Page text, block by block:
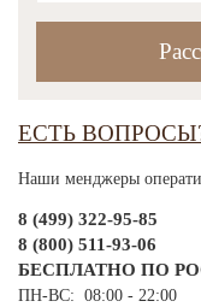
ЕСТЬ
Наши менджеры
8 (499) 322-95-85
8 (800) 511-93-06
БЕСПЛАТНО ПО
ПН-ВС: 08:00 - 22:00